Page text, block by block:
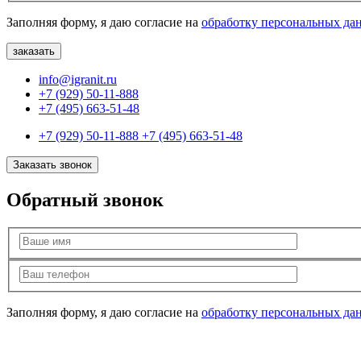
Заполняя форму, я даю согласие на обработку персональных
info@igranit.ru
+7 (929) 50-11-888
+7 (495) 663-51-48
+7 (929) 50-11-888 +7 (495) 663-51-48
Заказать звонок
Обратный звонок
Заполняя форму, я даю согласие на обработку персональных